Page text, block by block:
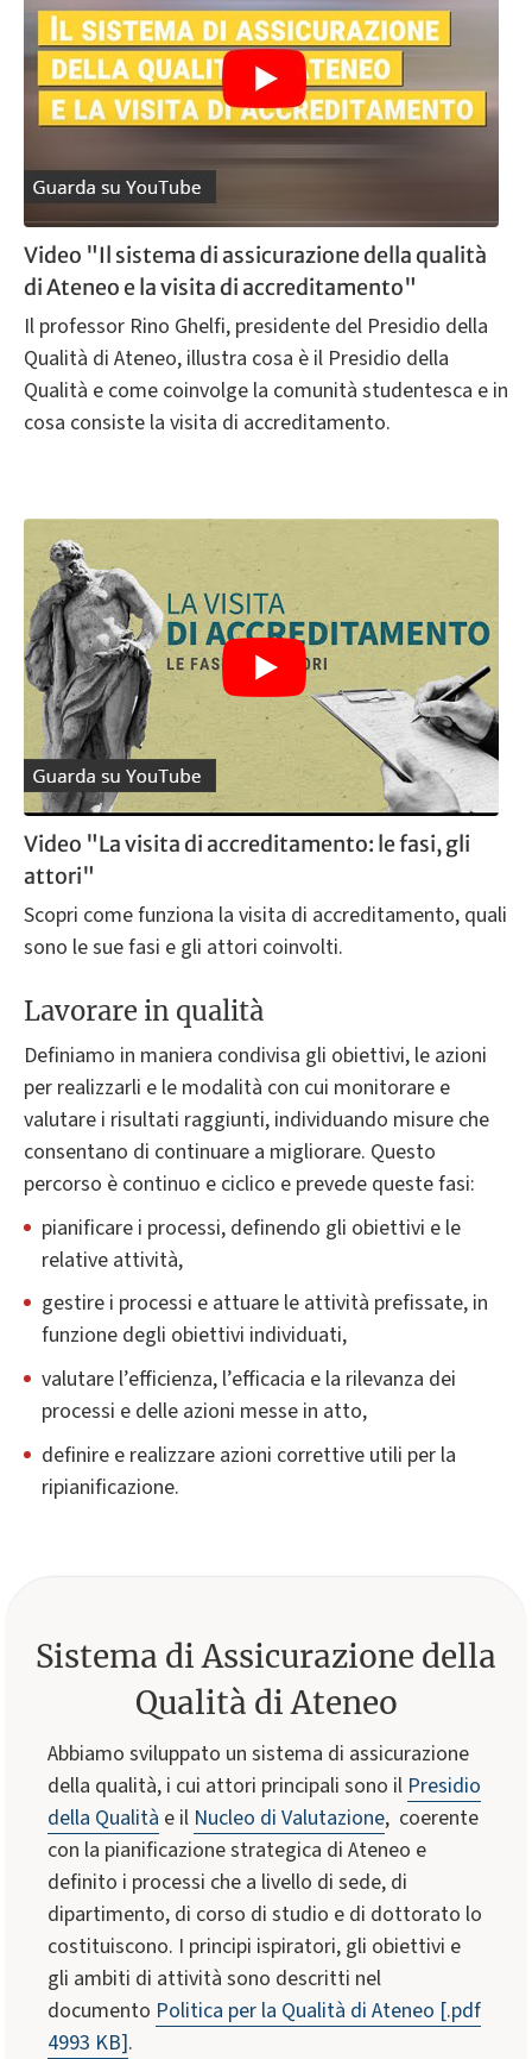
Video "Il sistema di assicurazione della qualità
di Ateneo e la visita di accreditamento"
Il professor Rino Ghelfi, presidente del Presidio della
Qualità di Ateneo, illustra cosa è il Presidio della
Qualità e come coinvolge la comunità studentesca e in
cosa consiste la visita di accreditamento.
Video "La visita di accreditamento: le fasi, gli
attori"
Scopri come funziona la visita di accreditamento, quali
sono le sue fasi e gli attori coinvolti.
Lavorare in qualità
Definiamo in maniera condivisa gli obiettivi, le azioni
per realizzarli e le modalità con cui monitorare e
valutare i risultati raggiunti, individuando misure che
consentano di continuare a migliorare. Questo
percorso è continuo e ciclico e prevede queste fasi:
pianificare i processi, definendo gli obiettivi e le
relative attività,
gestire i processi e attuare le attività prefissate, in
funzione degli obiettivi individuati,
valutare l’efficienza, l’efficacia e la rilevanza dei
processi e delle azioni messe in atto,
definire e realizzare azioni correttive utili per la
ripianificazione.
Sistema di Assicurazione della
Qualità di Ateneo
Abbiamo sviluppato un sistema di assicurazione
della qualità, i cui attori principali sono il Presidio
della Qualità e il Nucleo di Valutazione, coerente
con la pianificazione strategica di Ateneo e
definito i processi che a livello di sede, di
dipartimento, di corso di studio e di dottorato lo
costituiscono. I principi ispiratori, gli obiettivi e
gli ambiti di attività sono descritti nel
documento Politica per la Qualità di Ateneo [.pdf
4993 KB].